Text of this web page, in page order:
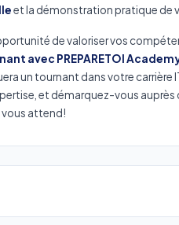
et la démonstration pratique de
de valoriser vos
avec PREPARETOI
un tournant dans votre carrière
et démarquez-vous auprès
vous attend!